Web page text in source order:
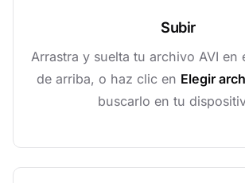
Subir
Arrastra y suelta tu archivo AVI en
de arriba, o haz clic en Elegir
buscarlo en tu